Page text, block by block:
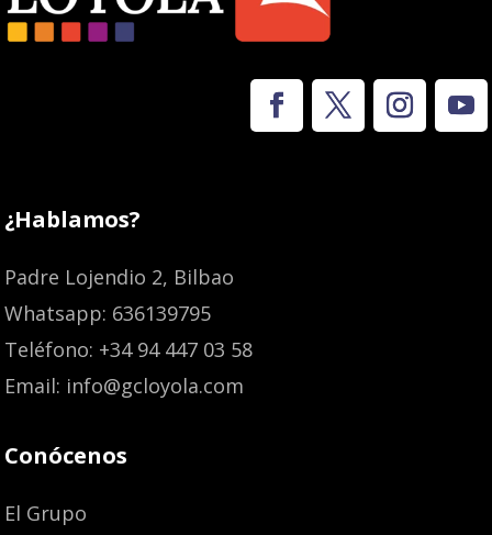
¿Hablamos?
Padre Lojendio 2, Bilbao
Whatsapp: 636139795
Teléfono: +34 94 447 03 58
Email: info@gcloyola.com
Conócenos
El Grupo